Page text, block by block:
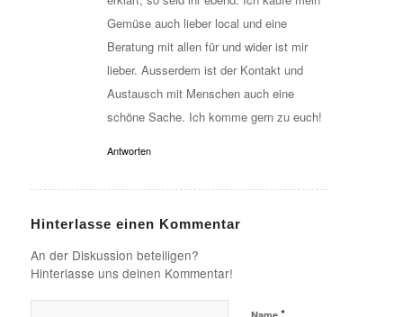
Gemüse auch lieber local und eine
Beratung mit allen für und wider ist mir
lieber. Ausserdem ist der Kontakt und
Austausch mit Menschen auch eine
schöne Sache. Ich komme gern zu euch!
Antworten
Hinterlasse einen Kommentar
An der Diskussion beteiligen?
Hinterlasse uns deinen Kommentar!